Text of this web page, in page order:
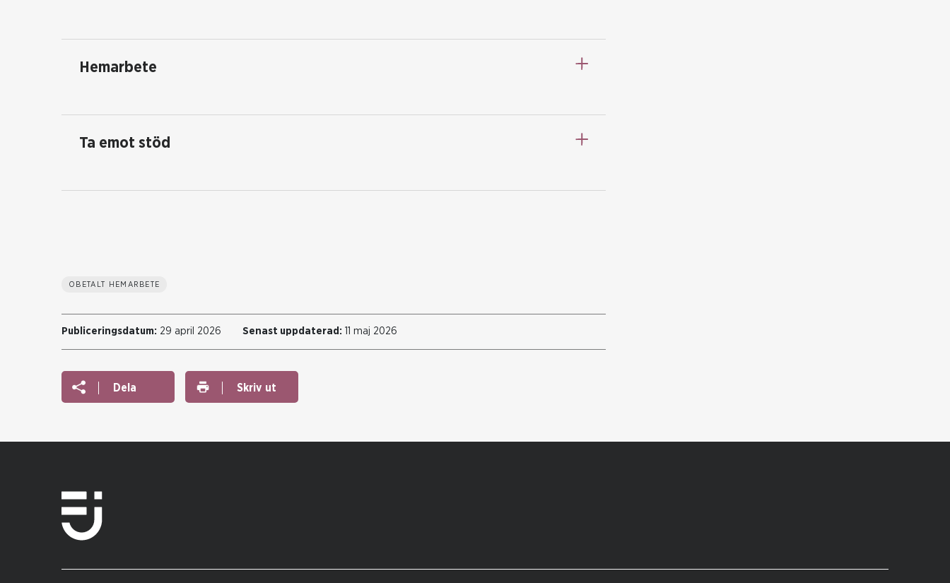
Hemarbete
Ta emot stöd
OBETALT HEMARBETE
Publiceringsdatum: 29 april 2026 Senast uppdaterad: 11 maj 2026
Dela Skriv ut